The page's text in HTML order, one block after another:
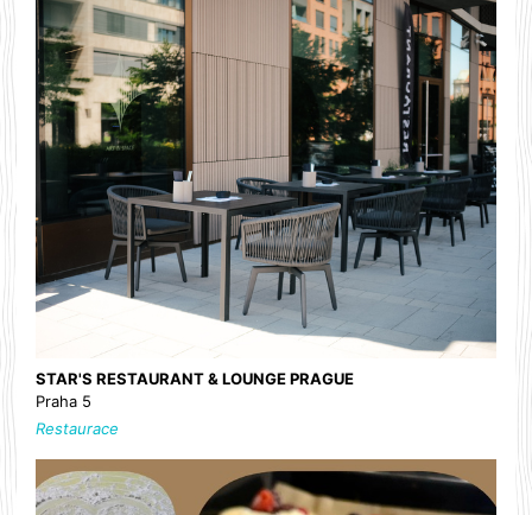
STAR'S RESTAURANT & LOUNGE PRAGUE
Praha 5
Restaurace